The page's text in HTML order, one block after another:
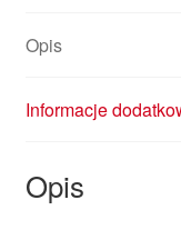
Opis
Informacje
Opis